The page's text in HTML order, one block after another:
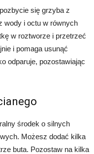
się grzyba z
wody i octu w równych
w roztworze i przetrzeć
i pomaga usunąć
odparuje, pozostawiając
środek o silnych
Możesz dodać kilka
buta. Pozostaw na kilka